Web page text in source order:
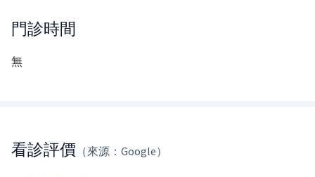
門診時間
無
看診評價 （來源：Google）